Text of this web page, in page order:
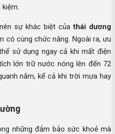
sự khác biệt củathái dương
có cùng chức năng. Ngoài ra, ưu
sử dụng ngay cả khi mất điện
lớn trữ nước nóng lên đến 72
năm, kể cả khi trời mưa hay
những đảm bảo sức khoẻ mà